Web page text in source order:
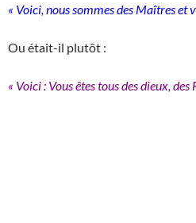
« Voici, nous sommes des Maîtres et
Ou était-il plutôt :
« Voici : Vous êtes tous des dieux,